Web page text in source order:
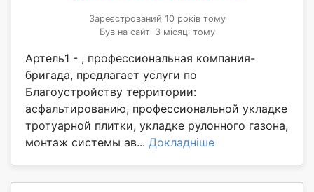
Зареєстрований 10 років тому
Був на сайті 3 місяці тому
Артель1 - , профессиональная компания-
бригада, предлагает услуги по
Благоустройству территории:
асфальтированию, профессиональной укладке
тротуарной плитки, укладке рулонного газона,
монтаж системы ав... Докладніше